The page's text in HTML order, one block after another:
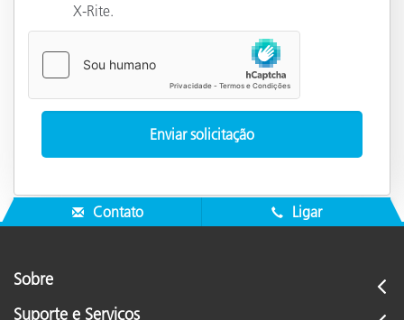
X-Rite.
Contato Ligar
Sobre
Suporte e Serviços